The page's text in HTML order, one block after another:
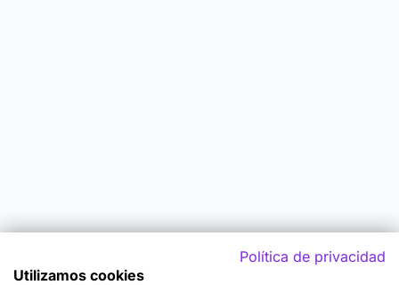
Política de privacidad
Utilizamos cookies